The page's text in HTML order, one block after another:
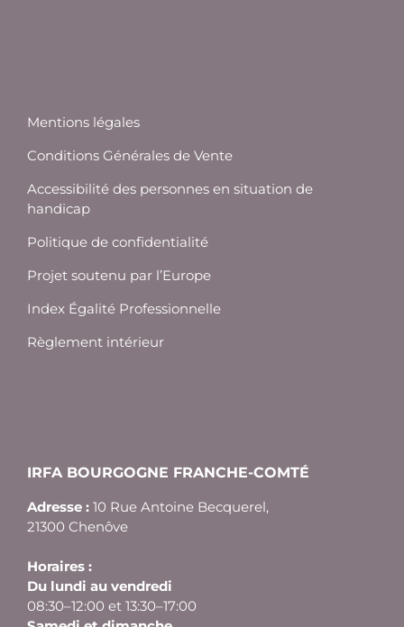
Mentions légales
Conditions Générales de Vente
Accessibilité des personnes en situation de
handicap
Politique de confidentialité
Projet soutenu par l’Europe
Index Égalité Professionnelle
Règlement intérieur
IRFA BOURGOGNE FRANCHE-COMTÉ
Adresse : 10 Rue Antoine Becquerel,
21300 Chenôve
Horaires :
Du lundi au vendredi
08:30–12:00 et 13:30–17:00